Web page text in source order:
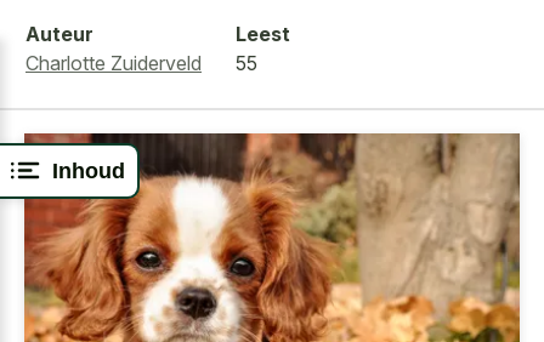
Inhoud
Auteur
Charlotte Zuiderveld
Leest
55